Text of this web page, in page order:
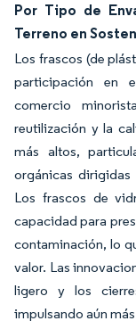
Por Tipo de
Terreno en
Los frascos (de
participación en
comercio
reutilización y la
más altos,
orgánicas dirigidas
Los frascos de
capacidad para
contaminación, lo
valor. Las
ligero y los
impulsando aún